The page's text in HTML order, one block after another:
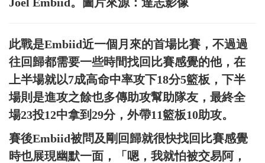
此戰是Embiid近一個月來的首場比賽，不過過
往回歸都需要一些時間找回比賽感覺的他，在
上半場就以7成高命中率攻下18分5籃板，下半
場則是進攻之餘也多傳助攻幫助隊友，最終全
場23投12中拿到29分，外帶11籃板10助攻。
賽後Embiid被問及剛回歸就很快找回比賽感覺
時也展現幽默一面，「嗯，我就怕被交易阿，